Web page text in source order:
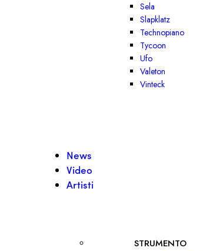
Sela
Slapklatz
Technopiano
Tycoon
Ufo
Valeton
Vinteck
News
Video
Artisti
STRUMENTO